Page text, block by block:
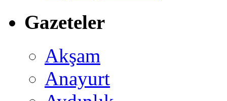
Gazeteler
Akşam
Anayurt